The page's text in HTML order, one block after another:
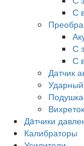
С
С
С
Датчик
Дaтчики
Калибраторы